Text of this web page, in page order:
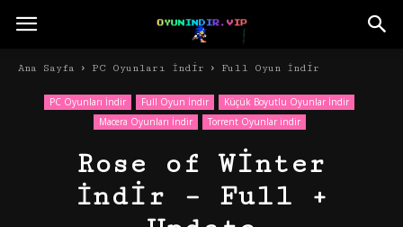
Ana Sayfa PC Oyunları İndir Full Oyun İndir
PC Oyunları İndir Full Oyun İndir
Küçük Boyutlu Oyunlar İndir
Macera Oyunları İndir
Torrent Oyunlar indir
Rose of Winter
İndir – Full +